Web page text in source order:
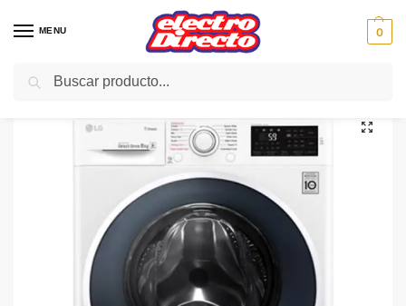
MENU 0
Inicio Gama blanca Lavadoras